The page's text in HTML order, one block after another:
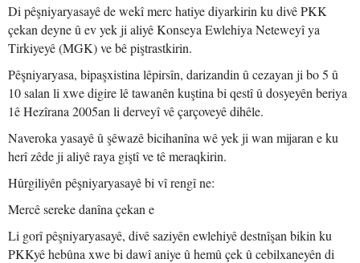
Di pêşniyaryasayê de wekî merc hatiye diyarkirin ku divê PKK
çekan deyne û ev yek ji aliyê Konseya Ewlehiya Neteweyî ya
Tirkiyeyê (MGK) ve bê piştrastkirin.
Pêşniyaryasa, bipaşxistina lêpirsîn, darizandin û cezayan ji bo 5 û
10 salan li xwe digire lê tawanên kuştina bi qestî û dosyeyên beriya
1ê Hezîrana 2005an li derveyî vê çarçoveyê dihêle.
Naveroka yasayê û şêwazê bicihanîna wê yek ji wan mijaran e ku
herî zêde ji aliyê raya giştî ve tê meraqkirin.
Hûrgiliyên pêşniyaryasayê bi vî rengî ne:
Mercê sereke danîna çekan e
Li gorî pêşniyaryasayê, divê saziyên ewlehiyê destnîşan bikin ku
PKKyê hebûna xwe bi dawî aniye û hemû çek û cebilxaneyên di